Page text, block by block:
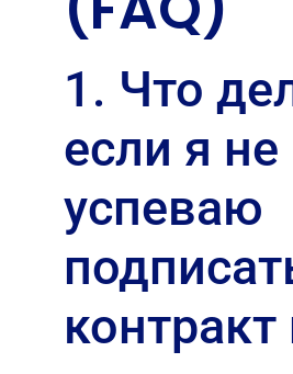
1. Что
если я не
успеваю
контракт